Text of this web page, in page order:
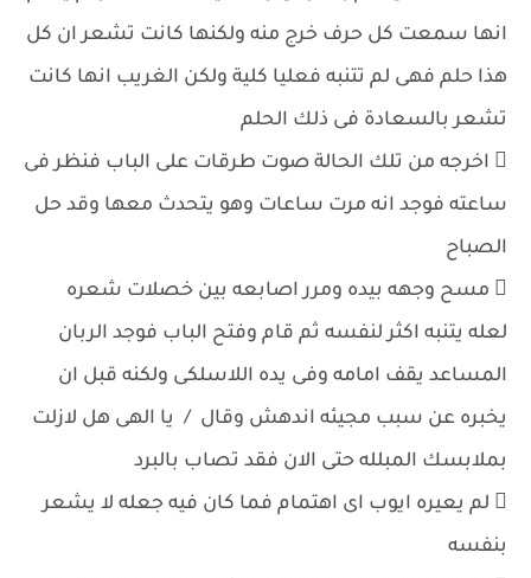
انها سمعت كل حرف خرج منه ولكنها كانت تشعر ان كل
هذا حلم فهى لم تتنبه فعليا كلية ولكن الغريب انها كانت
تشعر بالسعادة فى ذلك الحلم
 اخرجه من تلك الحالة صوت طرقات على الباب فنظر فى
ساعته فوجد انه مرت ساعات وهو يتحدث معها وقد حل
الصباح
 مسح وجهه بيده ومرر اصابعه بين خصلات شعره
لعله يتنبه اكثر لنفسه ثم قام وفتح الباب فوجد الربان
المساعد يقف امامه وفى يده اللاسلكى ولكنه قبل ان
يخبره عن سبب مجيئه اندهش وقال / يا الهى هل لازلت
بملابسك المبلله حتى الان فقد تصاب بالبرد
 لم يعيره ايوب اى اهتمام فما كان فيه جعله لا يشعر
بنفسه